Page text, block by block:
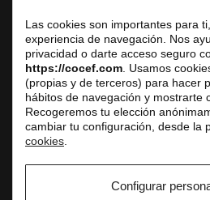
Siège Social
3 avenue de l’Opéra, 75001 Paris
Centre d’Affaires
Réception du public uniquement
Tél. fixe : +33 (0) 1 42 61 33 10
E-mail :
www.empleofrancia.com
Las cookies son importantes para
experiencia de navegación. Nos
privacidad o darte acceso seguro
https://cocef.com. Usamos
(propias y de terceros) para hacer
hábitos de navegación y mostrarte
Recogeremos tu elección
cambiar tu configuración, desde la
cookies.
Configurar